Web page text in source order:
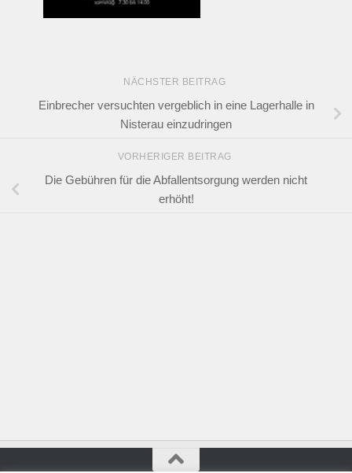
NÄCHSTER BEITRAG
Einbrecher versuchten vergeblich in eine Lagerhalle in
Nisterau einzudringen
VORHERIGER BEITRAG
Die Gebühren für die Abfallentsorgung werden nicht
erhöht!